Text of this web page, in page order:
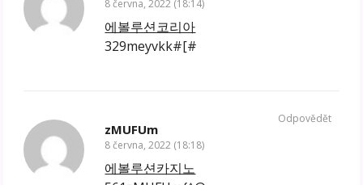
8 června, 2022 (18:14)
에볼루션코리아
329meyvkk#[#
zMUFUm
8 června, 2022 (18:18)
에볼루션카지노
Odpovědět